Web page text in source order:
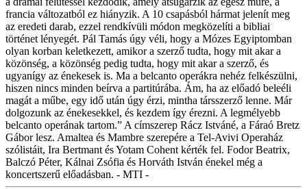
francia változatból ez hiányzik. A 10 csapásból hármat jelenít meg
az eredeti darab, ezzel rendkívüli módon megközelíti a bibliai
történet lényegét. Pál Tamás úgy véli, hogy a Mózes Egyiptomban
olyan korban keletkezett, amikor a szerző tudta, hogy mit akar a
közönség, a közönség pedig tudta, hogy mit akar a szerző, és
ugyanígy az énekesek is. Ma a belcanto operákra nehéz felkészülni,
hiszen nincs minden beírva a partitúrába. Ám, ha az előadó beleéli
magát a műbe, egy idő után úgy érzi, mintha társszerző lenne. Már
dolgozunk az énekesekkel, és kezdem így érezni. A legmélyebb
belcanto operának tartom.” A címszerep Rácz Istváné, a Fáraó Bretz
Gábor lesz. Amaltea és Mambre szerepére a Tel-Avivi Operaház
szólistáit, Ira Bertmant és Yotam Cohent kérték fel. Fodor Beatrix,
Balczó Péter, Kálnai Zsófia és Horváth István énekel még a
koncertszerű előadásban. - MTI -